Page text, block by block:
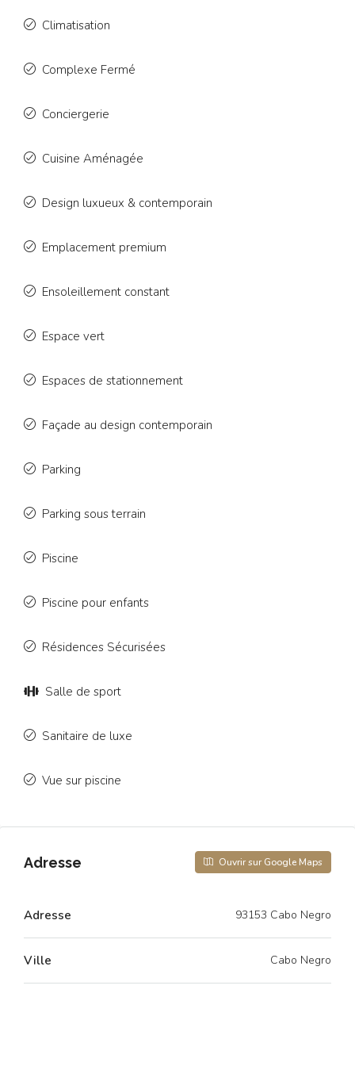
Climatisation
Complexe Fermé
Conciergerie
Cuisine Aménagée
Design luxueux & contemporain
Emplacement premium
Ensoleillement constant
Espace vert
Espaces de stationnement
Façade au design contemporain
Parking
Parking sous terrain
Piscine
Piscine pour enfants
Résidences Sécurisées
Salle de sport
Sanitaire de luxe
Vue sur piscine
Adresse Ouvrir sur Google Maps
Adresse 93153 Cabo Negro
Ville Cabo Negro